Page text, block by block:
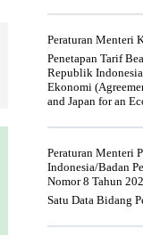
Peraturan Menteri
Penetapan Tarif
Republik
Ekonomi
and Japan for an
Peraturan Menteri
Indonesia/Badan
Nomor 8 Tahun
Satu Data Bidang